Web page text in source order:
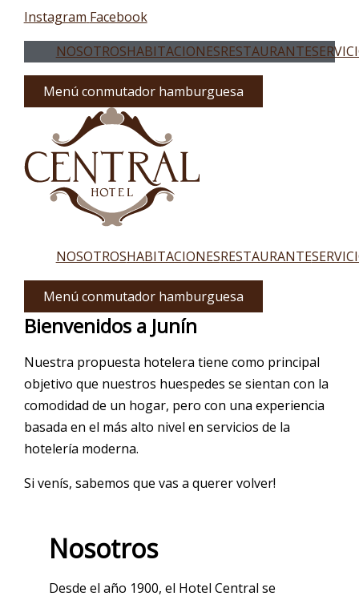
Instagram Facebook
NOSOTROSHABITACIONESRESTAURANTE
Menú conmutador hamburguesa
NOSOTROSHABITACIONESRESTAURANTE
Menú conmutador hamburguesa
Bienvenidos a Junín
Nuestra propuesta hotelera tiene como principal
objetivo que nuestros huespedes se sientan con la
comodidad de un hogar, pero con una experiencia
basada en el más alto nivel en servicios de la
hotelería moderna.
Si venís, sabemos que vas a querer volver!
Nosotros
Desde el año 1900, el Hotel Central se